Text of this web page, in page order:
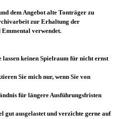
dem Angebot alte Tonträger zu
zur Erhaltung der
Emmental verwendet.
lassen keinen Spielraum für nicht ernst
Sie mich nur, wenn Sie von
für längere Ausführungsfristen
gut ausgelastet und verzichte gerne auf